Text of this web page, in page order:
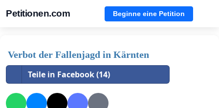
Petitionen.com Beginne eine Petition
Verbot der Fallenjagd in Kärnten
Teile in Facebook (14)